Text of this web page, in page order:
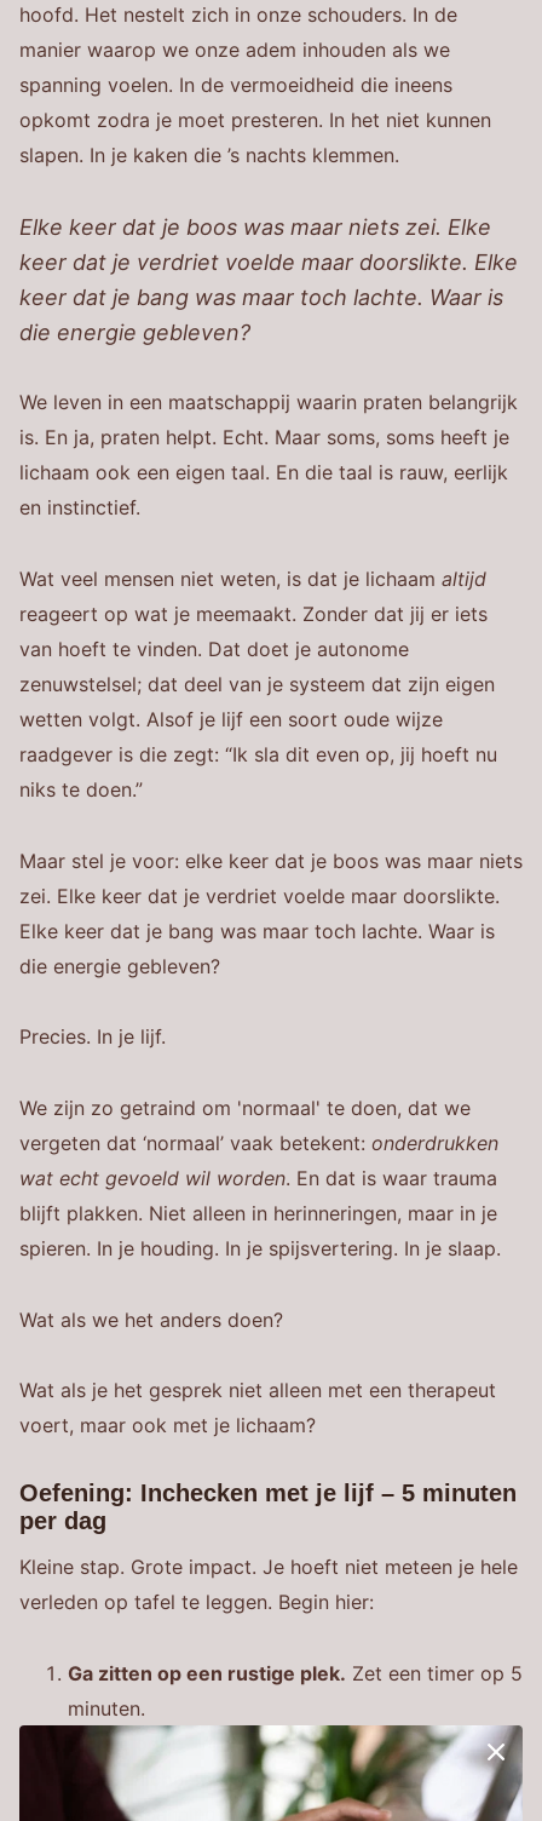
hoofd. Het nestelt zich in onze schouders. In de
manier waarop we onze adem inhouden als we
spanning voelen. In de vermoeidheid die ineens
opkomt zodra je moet presteren. In het niet kunnen
slapen. In je kaken die ’s nachts klemmen.
Elke keer dat je boos was maar niets zei. Elke
keer dat je verdriet voelde maar doorslikte. Elke
keer dat je bang was maar toch lachte. Waar is
die energie gebleven?
We leven in een maatschappij waarin praten belangrijk
is. En ja, praten helpt. Echt. Maar soms, soms heeft je
lichaam ook een eigen taal. En die taal is rauw, eerlijk
en instinctief.
Wat veel mensen niet weten, is dat je lichaam altijd
reageert op wat je meemaakt. Zonder dat jij er iets
van hoeft te vinden. Dat doet je autonome
zenuwstelsel; dat deel van je systeem dat zijn eigen
wetten volgt. Alsof je lijf een soort oude wijze
raadgever is die zegt: “Ik sla dit even op, jij hoeft nu
niks te doen.”
Maar stel je voor: elke keer dat je boos was maar niets
zei. Elke keer dat je verdriet voelde maar doorslikte.
Elke keer dat je bang was maar toch lachte. Waar is
die energie gebleven?
Precies. In je lijf.
We zijn zo getraind om 'normaal' te doen, dat we
vergeten dat ‘normaal’ vaak betekent: onderdrukken
wat echt gevoeld wil worden. En dat is waar trauma
blijft plakken. Niet alleen in herinneringen, maar in je
spieren. In je houding. In je spijsvertering. In je slaap.
Wat als we het anders doen?
Wat als je het gesprek niet alleen met een therapeut
voert, maar ook met je lichaam?
Oefening: Inchecken met je lijf – 5 minuten
per dag
Kleine stap. Grote impact. Je hoeft niet meteen je hele
verleden op tafel te leggen. Begin hier:
Ga zitten op een rustige plek. Zet een timer op 5
minuten.
Sluit je ogen.
Voel je voeten op de grond.
Scan je lichaam langzaam van top tot teen.
Waar
voel je spanning? Waar voelt het zwaar? Waar